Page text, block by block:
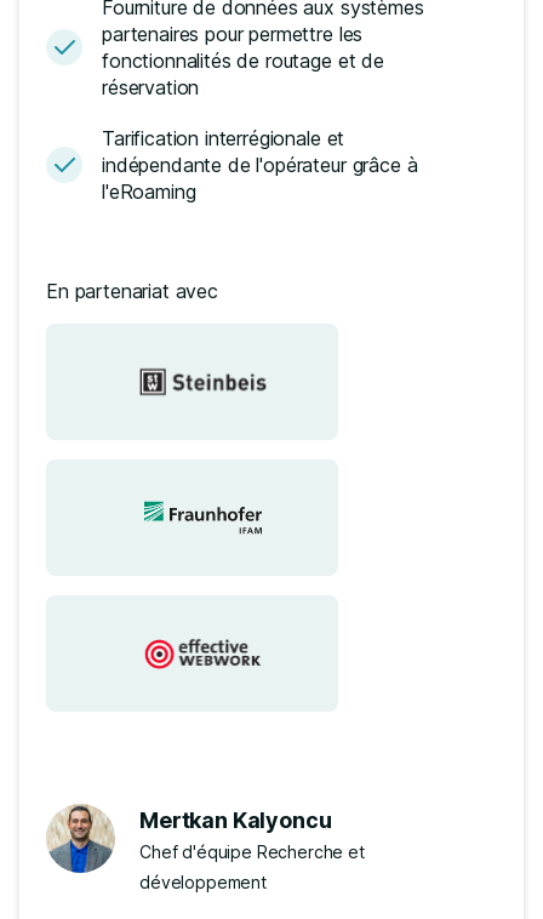
Fourniture de données aux systèmes
partenaires pour permettre les
fonctionnalités de routage et de
réservation
Tarification interrégionale et
indépendante de l'opérateur grâce à
l'eRoaming
En partenariat avec
Mertkan Kalyoncu
Chef d'équipe Recherche et
développement